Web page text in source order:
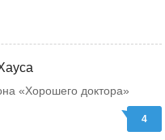
«Хорошего доктора»
4